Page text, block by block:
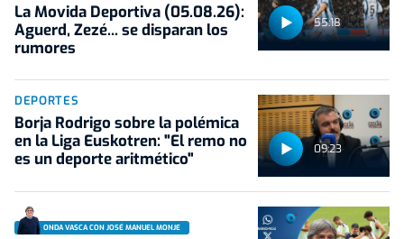
55:18
La Movida Deportiva (05.08.26):
Aguerd, Zezé... se disparan los
rumores
09:23
DEPORTES
Borja Rodrigo sobre la polémica
en la Liga Euskotren: "El remo no
es un deporte aritmético"
ONDA VASCA CON JOSÉ MANUEL MONJE